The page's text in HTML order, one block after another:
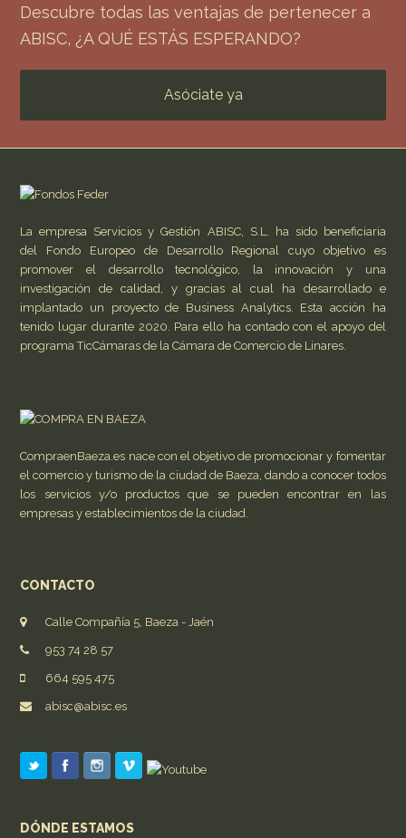
Descubre todas las ventajas de pertenecer a
ABISC, ¿A QUÉ ESTÁS ESPERANDO?
Asóciate ya
La empresa Servicios y Gestión ABISC, S.L. ha sido beneficiaria
del Fondo Europeo de Desarrollo Regional cuyo objetivo es
promover el desarrollo tecnológico, la innovación y una
investigación de calidad, y gracias al cual ha desarrollado e
implantado un proyecto de Business Analytics. Esta acción ha
tenido lugar durante 2020. Para ello ha contado con el apoyo del
programa TicCámaras de la Cámara de Comercio de Linares.
CompraenBaeza.es nace con el objetivo de promocionar y fomentar
el comercio y turismo de la ciudad de Baeza, dando a conocer todos
los servicios y/o productos que se pueden encontrar en las
empresas y establecimientos de la ciudad.
CONTACTO
Calle Compañía 5, Baeza - Jaén
953 74 28 57
664 595 475
abisc@abisc.es
DÓNDE ESTAMOS